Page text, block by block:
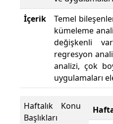
İçerik
Temel
kümeleme
değişkenli
regresyon
analizi, çok
uygulamaları
Haftalık Konu
Başlıkları